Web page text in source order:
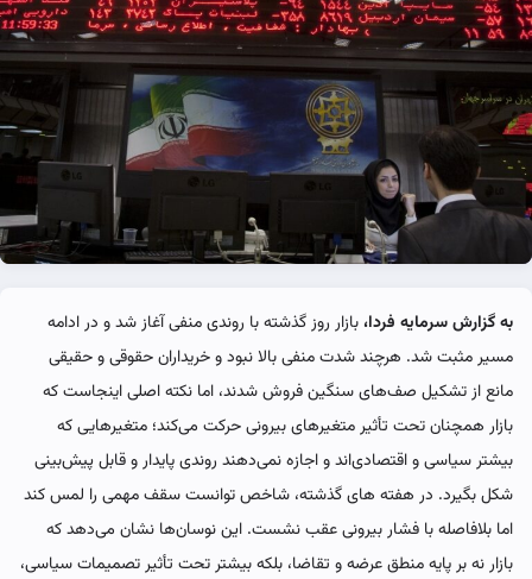
به گزارش سرمایه فردا،بازار روز گذشته با روندی منفی آغاز شد و در ادامه
مسیر مثبت شد. هرچند شدت منفی بالا نبود و خریداران حقوقی و حقیقی
مانع از تشکیل صف‌های سنگین فروش شدند، اما نکته اصلی اینجاست که
بازار همچنان تحت تأثیر متغیرهای بیرونی حرکت می‌کند؛ متغیرهایی که
بیشتر سیاسی و اقتصادی‌اند و اجازه نمی‌دهند روندی پایدار و قابل پیش‌بینی
شکل بگیرد. در هفته‌ های گذشته، شاخص توانست سقف مهمی را لمس کند
اما بلافاصله با فشار بیرونی عقب نشست. این نوسان‌ها نشان می‌دهد که
بازار نه بر پایه منطق عرضه و تقاضا، بلکه بیشتر تحت تأثیر تصمیمات سیاسی،